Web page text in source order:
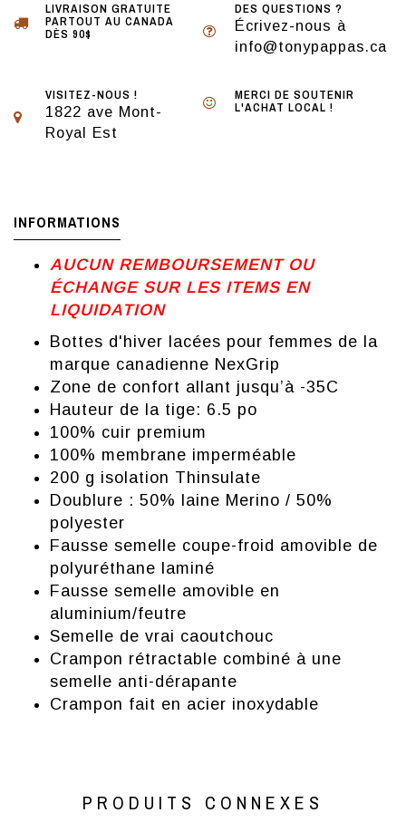
LIVRAISON GRATUITE
PARTOUT AU CANADA
DÈS 90$
DES QUESTIONS ?
Écrivez-nous à
info@tonypappas.ca
VISITEZ-NOUS !
1822 ave Mont-
Royal Est
MERCI DE SOUTENIR
L'ACHAT LOCAL !
INFORMATIONS
AUCUN REMBOURSEMENT OU
ÉCHANGE SUR LES ITEMS EN
LIQUIDATION
Bottes d'hiver lacées pour femmes de la
marque canadienne NexGrip
Zone de confort allant jusqu’à -35C
Hauteur de la tige: 6.5 po
100% cuir premium
100% membrane imperméable
200 g isolation Thinsulate
Doublure : 50% laine Merino / 50%
polyester
Fausse semelle coupe-froid amovible de
polyuréthane laminé
Fausse semelle amovible en
aluminium/feutre
Semelle de vrai caoutchouc
Crampon rétractable combiné à une
semelle anti-dérapante
Crampon fait en acier inoxydable
PRODUITS CONNEXES